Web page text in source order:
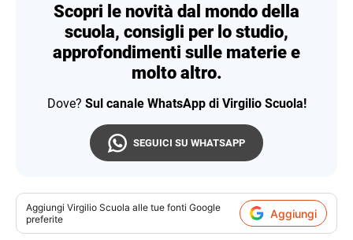
Scopri le novità dal mondo della
scuola, consigli per lo studio,
approfondimenti sulle materie e
molto altro.
Dove? Sul canale WhatsApp di Virgilio Scuola!
SEGUICI SU WHATSAPP
Aggiungi Virgilio Scuola alle tue fonti Google
preferite
Aggiungi